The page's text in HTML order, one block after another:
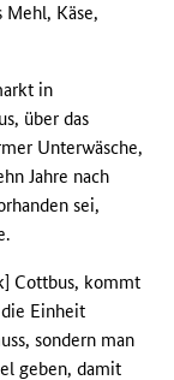
Mehl, Käse,
in
über das
Unterwäsche,
Jahre nach
sei,
Cottbus, kommt
Einheit
sondern man
geben, damit